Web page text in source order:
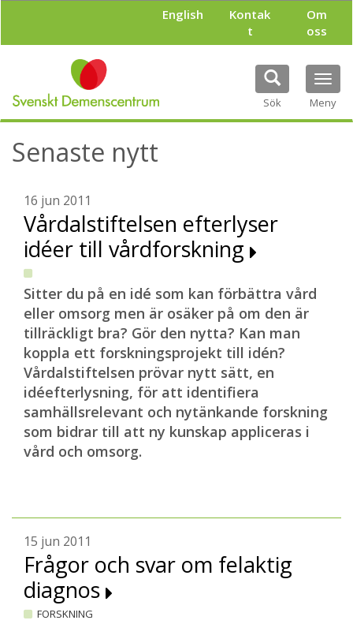
l
English
Kontak
t
Om
oss
Sök Meny
Senaste nytt
16 jun 2011
Vårdalstiftelsen efterlyser
idéer till vårdforskning
Sitter du på en idé som kan förbättra vård
eller omsorg men är osäker på om den är
tillräckligt bra? Gör den nytta? Kan man
koppla ett forskningsprojekt till idén?
Vårdalstiftelsen prövar nytt sätt, en
idéefterlysning, för att identifiera
samhällsrelevant och nytänkande forskning
som bidrar till att ny kunskap appliceras i
vård och omsorg.
15 jun 2011
Frågor och svar om felaktig
diagnos
FORSKNING